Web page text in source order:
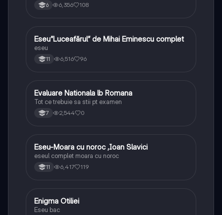
6 6,356 108
Limba și literatura română
Eseu”Luceafărul” de Mihai Eminescu complet
eseu
11 6,516 96
Limba și literatura română
Evaluare Nationala lb Romana
Tot ce trebuie sa stii pt examen
7 2,544 0
Limba și literatura română
Eseu-Moara cu noroc ,Ioan Slavici
eseul complet moara cu noroc
11 6,417 119
Limba și literatura română
Enigma Otiliei
Eseu bac